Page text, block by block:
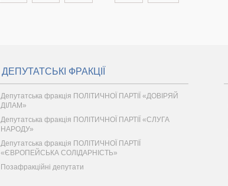
ДЕПУТАТСЬКІ ФРАКЦІЇ
Депутатська фракція ПОЛІТИЧНОЇ ПАРТІЇ «ДОВІРЯЙ
ДІЛАМ»
Депутатська фракція ПОЛІТИЧНОЇ ПАРТІЇ «СЛУГА
НАРОДУ»
Депутатська фракція ПОЛІТИЧНОЇ ПАРТІЇ
«ЄВРОПЕЙСЬКА СОЛІДАРНІСТЬ»
Позафракційні депутати